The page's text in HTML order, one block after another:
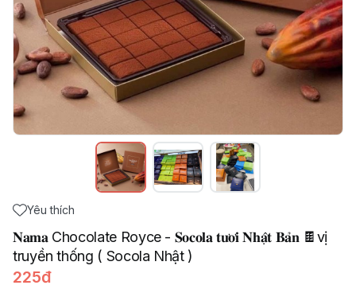
Yêu thích
𝐍𝐚𝐦𝐚 Chocolate Royce - 𝐒𝐨𝐜𝐨𝐥𝐚 𝐭𝐮̛𝐨̛𝐢 𝐍𝐡𝐚̣̂𝐭 𝐁𝐚̉𝐧 🍫vị
truyền thống ( Socola Nhật )
225đ